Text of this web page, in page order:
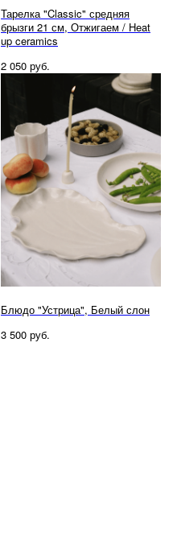
Тарелка "Classic" средняя
брызги 21 см, Отжигаем / Heat
up ceramics
2 050 руб.
Блюдо "Устрица", Белый слон
3 500 руб.